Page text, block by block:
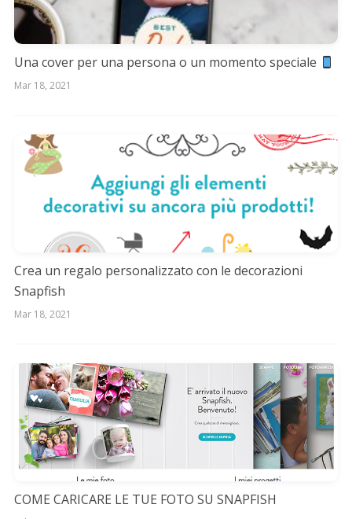
Una cover per una persona o un momento speciale
Mar 18, 2021
Crea un regalo personalizzato con le decorazioni
Snapfish
Mar 18, 2021
COME CARICARE LE TUE FOTO SU SNAPFISH